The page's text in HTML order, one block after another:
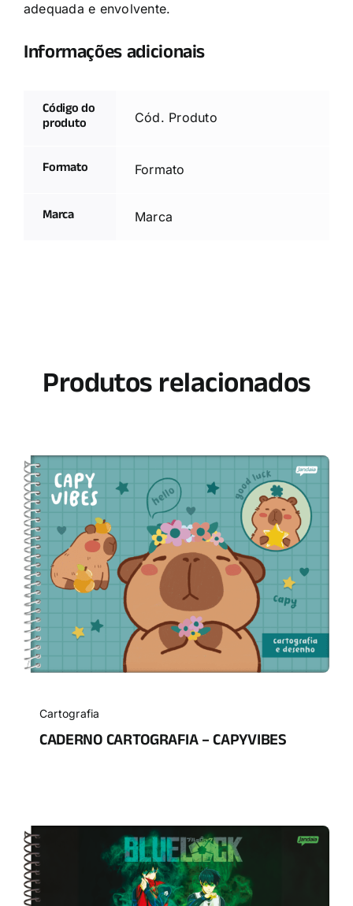
adequada e envolvente.
Informações adicionais
Código do
produto Cód. Produto
Formato Formato
Marca Marca
Produtos relacionados
Cartografia
CADERNO CARTOGRAFIA – CAPYVIBES